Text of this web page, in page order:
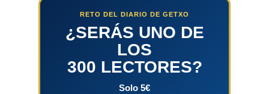
RETO DEL DIARIO DE GETXO
¿SERÁS UNO DE
LOS
300 LECTORES?
Solo 5€